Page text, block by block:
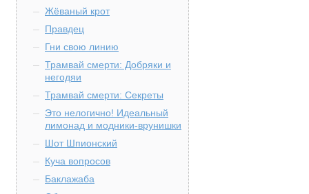
Жёваный крот
Правдец
Гни свою линию
Трамвай смерти: Добряки и
негодяи
Трамвай смерти: Секреты
Это нелогично! Идеальный
лимонад и модники-врунишки
Шот Шпионский
Куча вопросов
Баклажаба